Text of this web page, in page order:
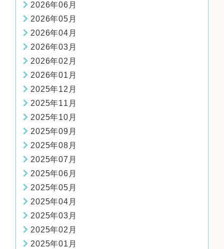
2026年06月
2026年05月
2026年04月
2026年03月
2026年02月
2026年01月
2025年12月
2025年11月
2025年10月
2025年09月
2025年08月
2025年07月
2025年06月
2025年05月
2025年04月
2025年03月
2025年02月
2025年01月